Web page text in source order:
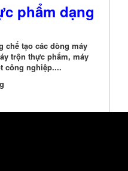
phẩm dạng
chế tạo các dòng máy
trộn thực phẩm, máy
công nghiệp....